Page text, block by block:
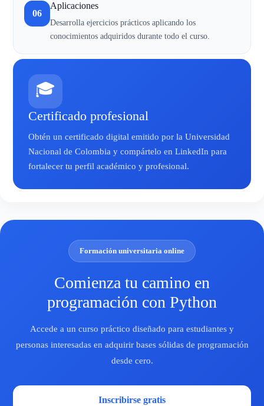
06
Aplicaciones
Desarrolla ejercicios prácticos aplicando los
conocimientos adquiridos durante todo el curso.
🎓
Certificado profesional
Obtén un certificado digital emitido por la Universidad
Nacional de Colombia y compártelo en LinkedIn para
fortalecer tu perfil académico y profesional.
Formación universitaria online
Comienza tu camino en
programación con Python
Accede a un curso práctico diseñado para estudiantes y
personas interesadas en adquirir bases sólidas de programación
desde cero.
Inscribirse gratis